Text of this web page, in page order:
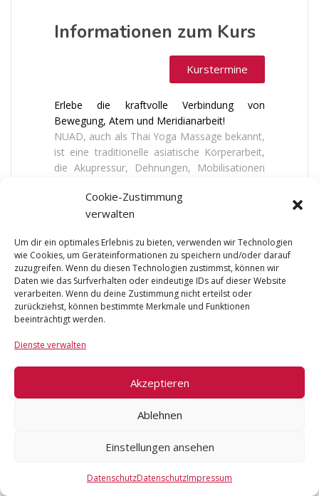
Cookie-Zustimmung
verwalten
Um dir ein optimales Erlebnis zu bieten, verwenden wir Technologien
wie Cookies, um Geräteinformationen zu speichern und/oder darauf
zuzugreifen. Wenn du diesen Technologien zustimmst, können wir
Daten wie das Surfverhalten oder eindeutige IDs auf dieser Website
verarbeiten. Wenn du deine Zustimmung nicht erteilst oder
zurückziehst, können bestimmte Merkmale und Funktionen
beeinträchtigt werden.
Dienste verwalten
Akzeptieren
Ablehnen
Einstellungen ansehen
DatenschutzDatenschutzImpressum
Informationen zum Kurs
Kurstermine
Erlebe die kraftvolle Verbindung von
Bewegung, Atem und Meridianarbeit!
NUAD, auch als Thai Yoga Massage bekannt,
ist eine traditionelle asiatische Körperarbeit,
die Akupressur, Dehnungen, Mobilisationen
diesem praxisorientierten 4-stündigen
Einführungskurs lernst du die Grundlagen der
bestehende Arbeit integrieren kannst.
Du lernst:
Die Grundprinzipien von Nuad
Basisgriffe & erste fließende Sequenzen
Beweglichkeit
sichere Anwendung
Wie du mit Ruhe oder Dynamik arbeitest,
je nach Bedürfnis des/der Klient*in
✔ Verspannte Muskeln zu lockern &
✔ Den Energiefluss im Körper auszugleichen